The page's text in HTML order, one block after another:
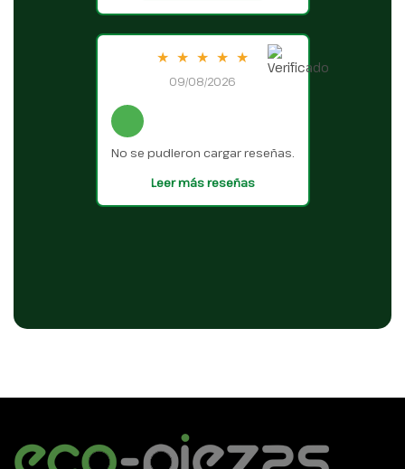
★ ★ ★ ★ ★
09/08/2026
No se pudieron cargar reseñas.
Leer más reseñas